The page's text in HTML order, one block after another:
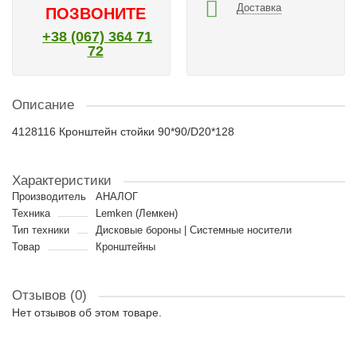
ПОЗВОНИТЕ
+38 (067) 364 71
72
Доставка
Описание
4128116 Кронштейн стойки 90*90/D20*128
Характеристики
Производитель
АНАЛОГ
Техника
Lemken (Лемкен)
Тип техники
Дисковые бороны | Cистемные носители
Товар
Кронштейны
Отзывов (0)
Нет отзывов об этом товаре.